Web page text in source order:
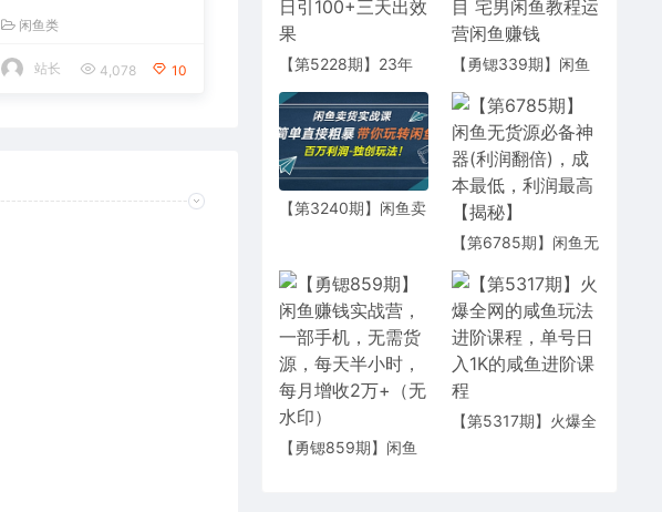
法，0基础30天盈利指
南
闲鱼类
站长 4,078 10
【第5228期】23年
业粉课程，日引
100+三天出效果
【勇锶339期】闲鱼
引流运营项目 宅男闲
鱼教程运营闲鱼赚钱
【第3240期】闲鱼卖
百万利润-独创玩法
【第6785期】闲鱼无
倍)，成本最低，利润
最高【揭秘】
【勇锶859期】闲鱼
【第5317期】火爆全